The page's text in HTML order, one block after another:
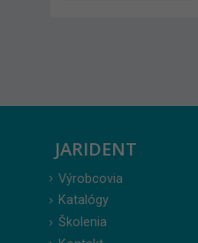
JARIDENT
Výrobcovia
Katalógy
Školenia